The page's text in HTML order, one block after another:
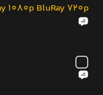
1080p BluRay 720p